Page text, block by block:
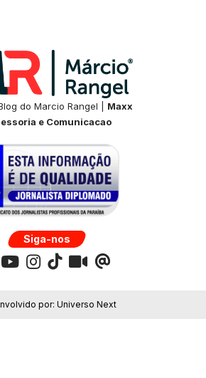
do Marcio Rangel | Maxx
e Comunicacao
Siga-nos
por: Universo Next